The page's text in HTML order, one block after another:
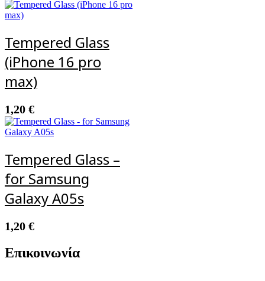
Tempered Glass
(iPhone 16 pro
max)
1,20 €
Tempered Glass –
for Samsung
Galaxy A05s
1,20 €
Επικοινωνία